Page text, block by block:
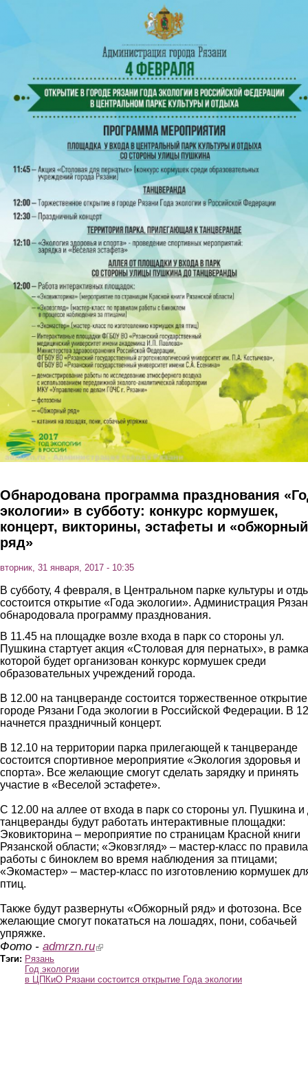
Обнародована программа празднования
экологии» в субботу: конкурс кормушек,
концерт, викторины, эстафеты и «обжорный
ряд»
вторник, 31 января, 2017 - 10:35
В субботу, 4 февраля, в Центральном парке культуры и
состоится открытие «Года экологии». Администрация
обнародовала программу празднования.
В 11.45 на площадке возле входа в парк со стороны ул.
Пушкина стартует акция «Столовая для пернатых», в
которой будет организован конкурс кормушек среди
образовательных учреждений города.
В 12.00 на танцверанде состоится торжественное
городе Рязани Года экологии в Российской Федерации. В
начнется праздничный концерт.
В 12.10 на территории парка прилегающей к танцверанде
состоится спортивное мероприятие «Экология здоровья и
спорта». Все желающие смогут сделать зарядку и принять
участие в «Веселой эстафете».
С 12.00 на аллее от входа в парк со стороны ул. Пушкина и
танцверанды будут работать интерактивные площадки:
Эковикторина – мероприятие по страницам Красной книги
Рязанской области; «Эковзгляд» – мастер-класс по
работы с биноклем во время наблюдения за птицами;
«Экомастер» – мастер-класс по изготовлению кормушек
птиц.
Также будут развернуты «Обжорный ряд» и фотозона. Все
желающие смогут покататься на лошадях, пони, собачьей
упряжке.
Фото - admrzn.ru(link is external)
Тэги: Рязань
Год экологии
в ЦПКиО Рязани состоится открытие Года экологии